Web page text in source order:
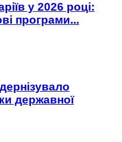
у 2026 році:
програми...
державної